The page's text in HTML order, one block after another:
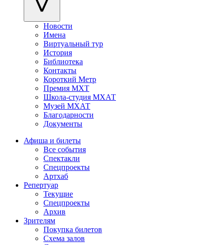
Новости
Имена
Виртуальный тур
История
Библиотека
Контакты
Короткий Метр
Премия МХТ
Школа-студия МХАТ
Музей МХАТ
Благодарности
Документы
Афиша и билеты
Все события
Спектакли
Спецпроекты
Артхаб
Репертуар
Текущие
Спецпроекты
Архив
Зрителям
Покупка билетов
Схема залов